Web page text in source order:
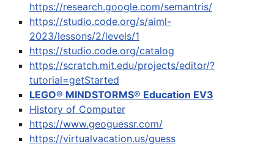
https://research.google.com/semantris/
https://studio.code.org/s/aiml-
2023/lessons/2/levels/1
https://studio.code.org/catalog
https://scratch.mit.edu/projects/editor/?
tutorial=getStarted
LEGO® MINDSTORMS® Education EV3
History of Computer
https://www.geoguessr.com/
https://virtualvacation.us/guess